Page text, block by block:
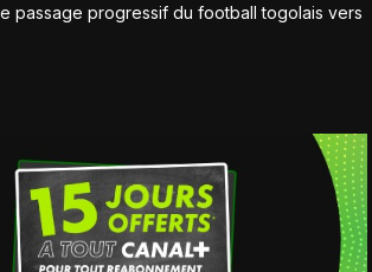
passage progressif du football togolais vers